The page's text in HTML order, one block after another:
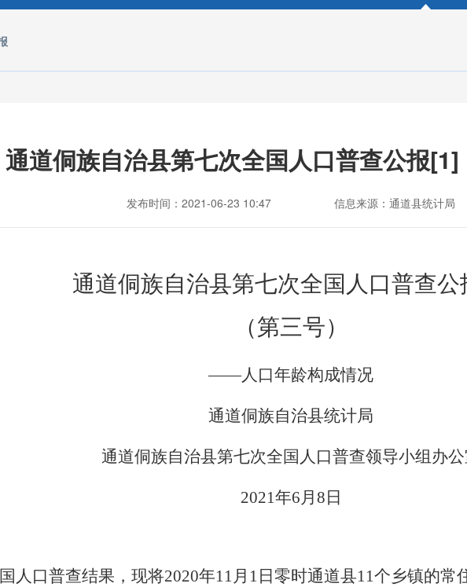
通道侗族自治县第七次全国人口普查公报
发布时间：2021-06-23 10:47 信息来源：通道县统计局
通道侗族自治县第七次全国人口普查公
（第三号）
——人口年龄构成情况
通道侗族自治县统计局
通道侗族自治县第七次全国人口普查领导小组办
2021年6月 8 日
人口普查结果，现将2020年11月 1 日零时通道县11个乡镇的常